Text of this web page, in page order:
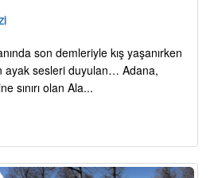
son demleriyle kış yaşanırken
ayak sesleri duyulan… Adana,
sınırı olan Ala...